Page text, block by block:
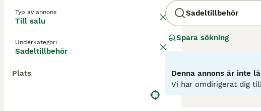
Typ av annons
Till salu
Underkategori
Sadeltillbehör
Plats
Sadeltillbehör
Spara sökning
Denna annons är inte
Vi har omdirigerat dig